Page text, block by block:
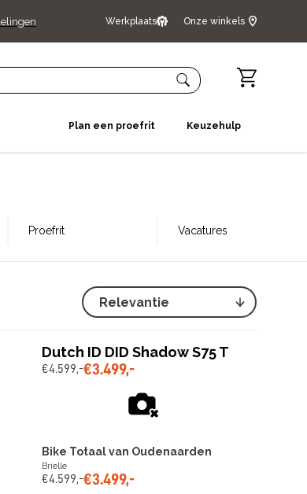
Werkplaats Onze winkels
Plan een proefrit Keuzehulp
Proefrit Vacatures
Dutch ID DID Shadow S75 T
€4.599,-€3.499,-
Bike Totaal van Oudenaarden
Brielle
€4.599,-€3.499,-